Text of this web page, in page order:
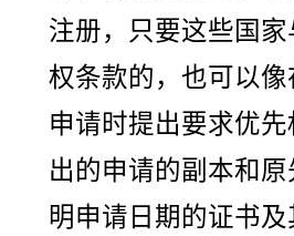
注册，只要这些国
权条款的，也可以
申请时提出要求优
出的申请的副本和
明申请日期的证书